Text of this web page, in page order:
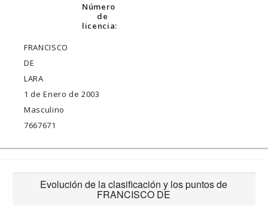
Número
de
licencia:
FRANCISCO
DE
LARA
1 de Enero de 2003
Masculino
7667671
Evolución de la clasificación y los puntos de
FRANCISCO DE